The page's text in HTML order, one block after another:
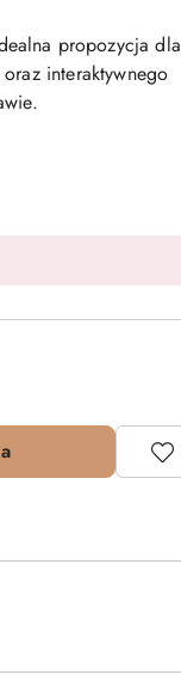
propozycja dla
interaktywnego